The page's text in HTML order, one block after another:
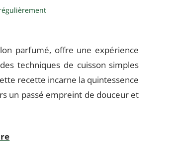
parfumé, offre une expérience
techniques de cuisson simples
recette incarne la quintessence
un passé empreint de douceur et